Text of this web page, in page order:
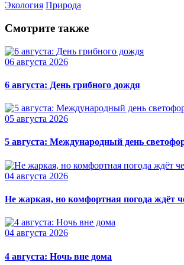
Экология Природа
Смотрите также
06 августа 2026
6 августа: День грибного дождя
05 августа 2026
5 августа: Международный день
04 августа 2026
Не жаркая, но комфортная погода ждёт
04 августа 2026
4 августа: Ночь вне дома